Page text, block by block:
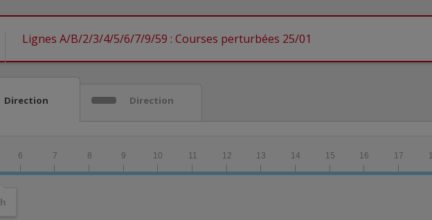
Lignes A/B/2/3/4/5/6/7/9/59 : Courses perturbées 25/01
Direction Direction
h
6 7 8 9 10 11 12 13 14 15 16 17